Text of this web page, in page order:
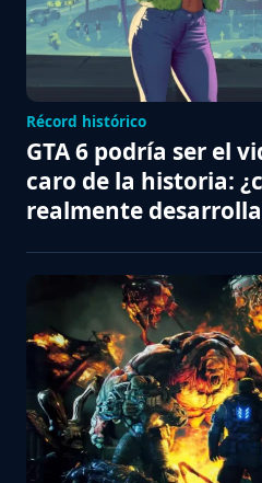
Récord histórico
GTA 6 podría ser el
caro de la historia:
realmente